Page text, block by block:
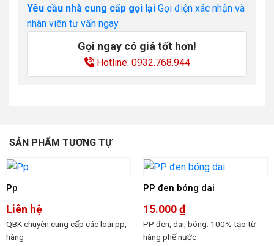
Yêu cầu nhà cung cấp gọi lại Gọi điện xác nhận và
nhân viên tư vấn ngay
Gọi ngay có giá tốt hơn!
Hotline: 0932.768.944
SẢN PHẨM TƯƠNG TỰ
Pp
Liên hệ
QBK chuyên cung cấp các loại pp,
hàng
PP đen bóng dai
15.000₫
PP đen, dai, bóng. 100% tạo từ
hàng phế nước